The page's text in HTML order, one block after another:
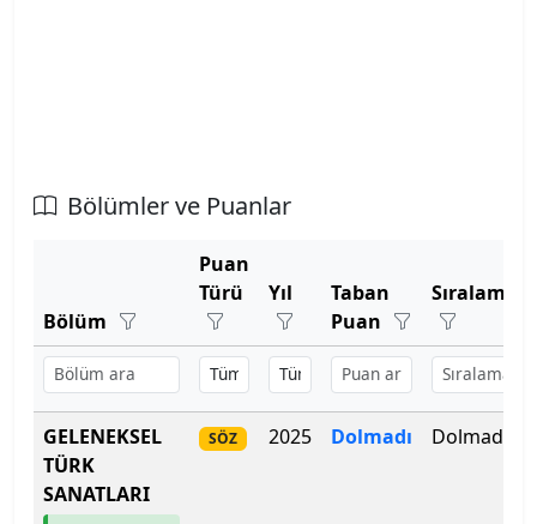
Aydın Adnan Menderes Üniversitesi
Azerbaycan Devlet Pedagoji Üniversitesi
Bahçeşehir Kıbrıs Üniversitesi
Bahçeşehir Üniversitesi
Balıkesir Üniversitesi
Bandırma Onyedi Eylül Üniversitesi
Bölümler ve Puanlar
Bölüm
Puan
Türü
Yıl
Taban
Puan
Sıralama
GELENEKSEL
TÜRK
SANATLARI
SÖZ 2025 Dolmadı Dolmadı